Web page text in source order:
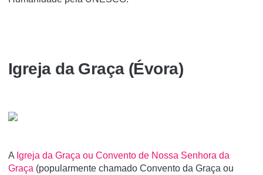
Igreja da Graça (Évora)
A Igreja da Graça ou Convento de Nossa Senhora da
Graça (popularmente chamado Convento da Graça ou